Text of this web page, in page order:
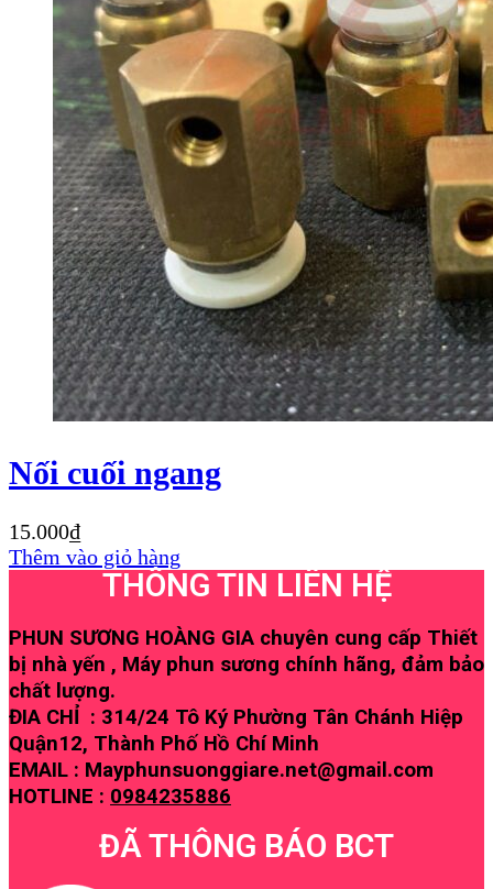
Nối cuối ngang
15.000₫
Thêm vào giỏ hàng
THÔNG TIN LIÊN HỆ
PHUN SƯƠNG HOÀNG GIA chuyên cung cấp Thiết
bị nhà yến , Máy phun sương chính hãng, đảm bảo
chất lượng.
ĐIA CHỈ : 314/24 Tô Ký Phường Tân Chánh Hiệp
Quận12, Thành Phố Hồ Chí Minh
EMAIL : Mayphunsuonggiare.net@gmail.com
HOTLINE : 0984235886
ĐÃ THÔNG BÁO BCT